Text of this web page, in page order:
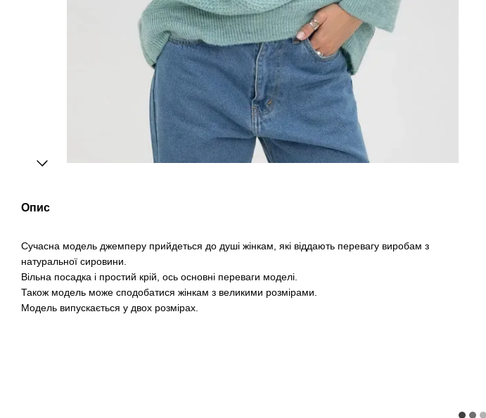
Опис
Сучасна модель джемперу прийдеться до душі жінкам, які віддають перевагу виробам з
натуральної сировини.
Вільна посадка і простий крій, ось основні переваги моделі.
Також модель може сподобатися жінкам з великими розмірами.
Модель випускається у двох розмірах.